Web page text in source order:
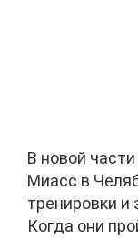
В новой
Миасс в
тренировки и
Когда они